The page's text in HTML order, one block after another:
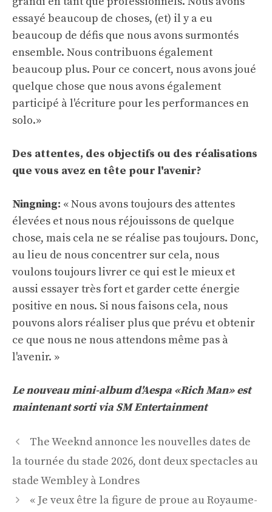
essayé beaucoup de choses, (et) il y a eu
beaucoup de défis que nous avons surmontés
ensemble. Nous contribuons également
beaucoup plus. Pour ce concert, nous avons joué
quelque chose que nous avons également
participé à l'écriture pour les performances en
solo.»
Des attentes, des objectifs ou des réalisations
que vous avez en tête pour l'avenir?
Ningning: « Nous avons toujours des attentes
élevées et nous nous réjouissons de quelque
chose, mais cela ne se réalise pas toujours. Donc,
au lieu de nous concentrer sur cela, nous
voulons toujours livrer ce qui est le mieux et
aussi essayer très fort et garder cette énergie
positive en nous. Si nous faisons cela, nous
pouvons alors réaliser plus que prévu et obtenir
ce que nous ne nous attendons même pas à
l'avenir. »
Le nouveau mini-album d'Aespa «Rich Man» est
maintenant sorti via SM Entertainment
Navigation
des
articles
The Weeknd annonce les nouvelles dates de
la tournée du stade 2026, dont deux spectacles au
stade Wembley à Londres
« Je veux être la figure de proue au Royaume-